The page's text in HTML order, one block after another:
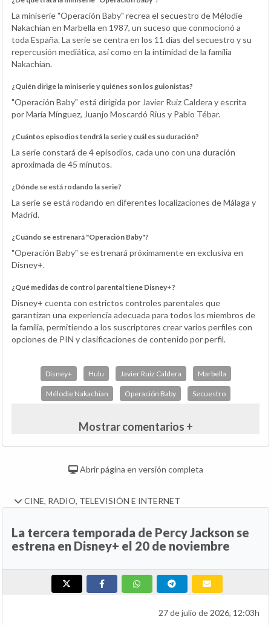
La miniserie "Operación Baby" recrea el secuestro de Mélodie
Nakachian en Marbella en 1987, un suceso que conmocionó a
toda España. La serie se centra en los 11 días del secuestro y su
repercusión mediática, así como en la intimidad de la familia
Nakachian.
¿Quién dirige la miniserie y quiénes son los guionistas?
"Operación Baby" está dirigida por Javier Ruiz Caldera y escrita
por María Mínguez, Juanjo Moscardó Rius y Pablo Tébar.
¿Cuántos episodios tendrá la serie y cuál es su duración?
La serie constará de 4 episodios, cada uno con una duración
aproximada de 45 minutos.
¿Dónde se está rodando la serie?
La serie se está rodando en diferentes localizaciones de Málaga y
Madrid.
¿Cuándo se estrenará "Operación Baby"?
"Operación Baby" se estrenará próximamente en exclusiva en
Disney+.
¿Qué medidas de control parental tiene Disney+?
Disney+ cuenta con estrictos controles parentales que
garantizan una experiencia adecuada para todos los miembros de
la familia, permitiendo a los suscriptores crear varios perfiles con
opciones de PIN y clasificaciones de contenido por perfil.
Disney+ Hulu Javier Ruiz Caldera Marbella
Mélodie Nakachian Operación Baby Secuestro
Mostrar comentarios +
Abrir página en versión completa
CINE, RADIO, TELEVISIÓN E INTERNET
La tercera temporada de Percy Jackson se
estrena en Disney+ el 20 de noviembre
27 de julio de 2026, 12:03h